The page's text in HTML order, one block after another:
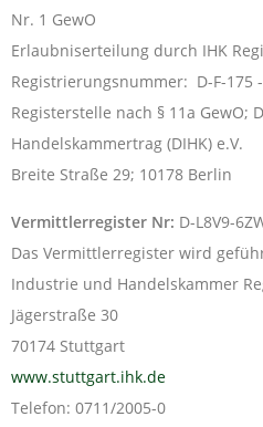
Nr. 1 GewO
Erlaubniserteilung durch IHK
Registrierungsnummer: D-F-175 -
Registerstelle nach § 11a GewO;
Handelskammertrag (DIHK) e.V.
Breite Straße 29; 10178 Berlin
Vermittlerregister Nr: D-L8V9-
Das Vermittlerregister wird
Industrie und Handelskammer
Jägerstraße 30
70174 Stuttgart
www.stuttgart.ihk.de
Telefon: 0711/2005-0